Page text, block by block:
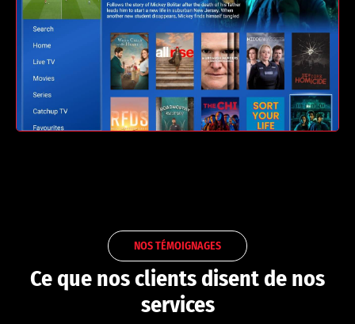
NOS TÉMOIGNAGES
Ce que nos clients disent de nos
services